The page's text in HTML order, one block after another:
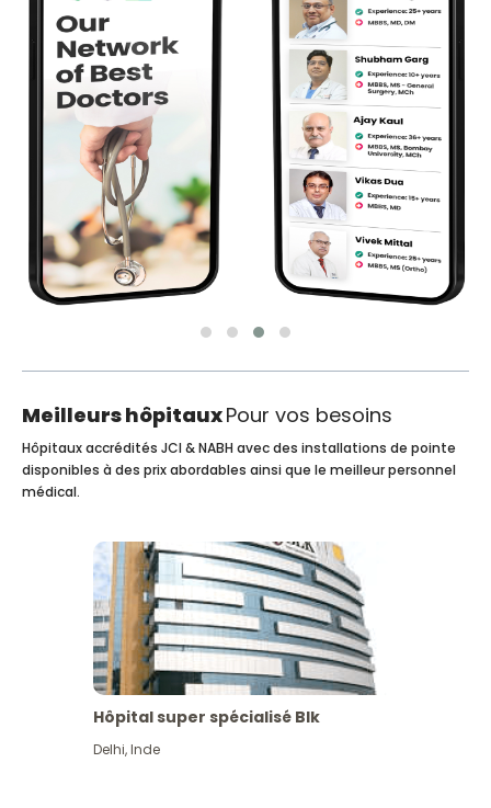
Meilleurs hôpitauxPour vos besoins
Hôpitaux accrédités JCI & NABH avec des installations de pointe
disponibles à des prix abordables ainsi que le meilleur personnel
médical.
Hôpital super spécialisé Blk
Delhi,Inde